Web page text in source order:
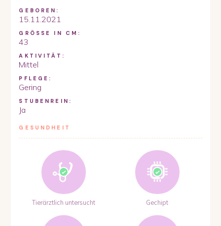
GEBOREN:
15.11.2021
GRÖSSE IN CM:
43
AKTIVITÄT:
Mittel
PFLEGE:
Gering
STUBENREIN:
Ja
GESUNDHEIT
Tierärztlich untersucht Gechipt